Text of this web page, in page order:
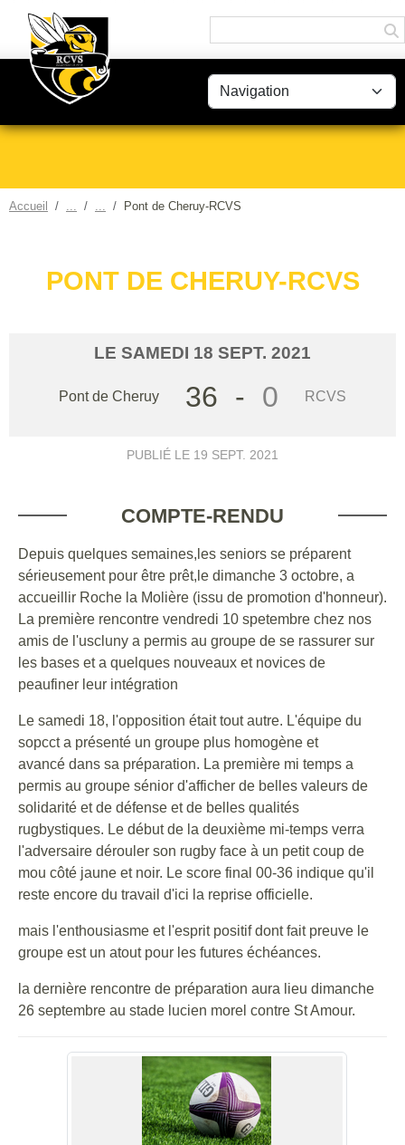
Accueil Pont de Cheruy-RCVS
PONT DE CHERUY-RCVS
LE SAMEDI 18 SEPT. 2021
Pont de Cheruy 36 - 0 RCVS
PUBLIÉ LE 19 SEPT. 2021
COMPTE-RENDU
Depuis quelques semaines,les seniors se préparent
sérieusement pour être prêt,le dimanche 3 octobre, a
accueillir Roche la Molière (issu de promotion d'honneur).
La première rencontre vendredi 10 spetembre chez nos
amis de l'uscluny a permis au groupe de se rassurer sur
les bases et a quelques nouveaux et novices de
peaufiner leur intégration
Le samedi 18, l'opposition était tout autre. L'équipe du
sopcct a présenté un groupe plus homogène et
avancé dans sa préparation. La première mi temps a
permis au groupe sénior d'afficher de belles valeurs de
solidarité et de défense et de belles qualités
rugbystiques. Le début de la deuxième mi-temps verra
l'adversaire dérouler son rugby face à un petit coup de
mou côté jaune et noir. Le score final 00-36 indique qu'il
reste encore du travail d'ici la reprise officielle.
mais l'enthousiasme et l'esprit positif dont fait preuve le
groupe est un atout pour les futures échéances.
la dernière rencontre de préparation aura lieu dimanche
26 septembre au stade lucien morel contre St Amour.
Panneau de gestion des cookies